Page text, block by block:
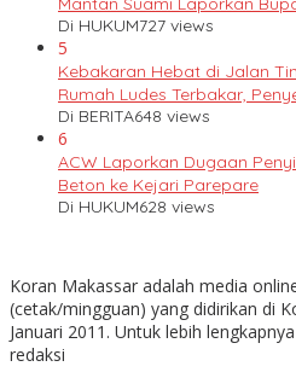
Di HUKUM727 views
5
Kebakaran Hebat di Jalan
Rumah Ludes Terbakar,
Di BERITA648 views
6
ACW Laporkan Dugaan
Beton ke Kejari Parepare
Di HUKUM628 views
Koran Makassar adalah media
(cetak/mingguan) yang didirikan di
Januari 2011. Untuk lebih
redaksi